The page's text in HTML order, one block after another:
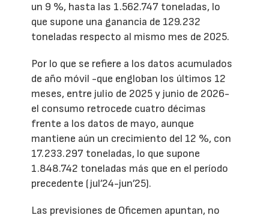
un 9 %, hasta las 1.562.747 toneladas, lo
que supone una ganancia de 129.232
toneladas respecto al mismo mes de 2025.
Por lo que se refiere a los datos acumulados
de año móvil -que engloban los últimos 12
meses, entre julio de 2025 y junio de 2026-
el consumo retrocede cuatro décimas
frente a los datos de mayo, aunque
mantiene aún un crecimiento del 12 %, con
17.233.297 toneladas, lo que supone
1.848.742 toneladas más que en el período
precedente (jul’24-jun’25).
Las previsiones de Oficemen apuntan, no